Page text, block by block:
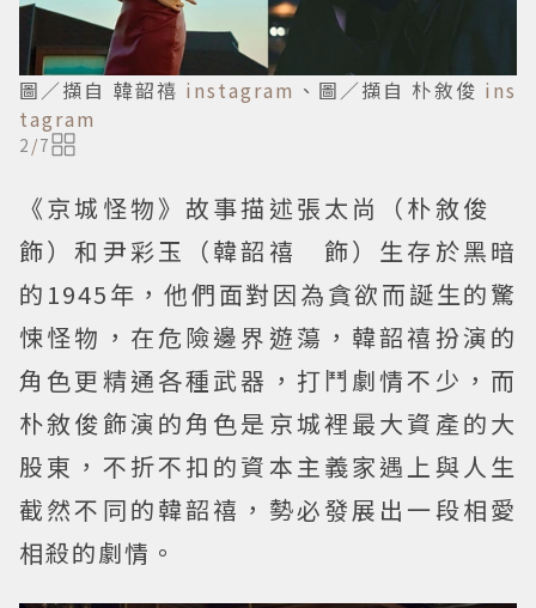
圖／擷自 韓韶禧 instagram 、圖／擷自 朴敘俊 ins
tagram
2 /7
《京城怪物》故事描述張太尚（朴敘俊
飾）和尹彩玉（韓韶禧 飾）生存於黑暗
的1945年，他們面對因為貪欲而誕生的驚
悚怪物，在危險邊界遊蕩，韓韶禧扮演的
角色更精通各種武器，打鬥劇情不少，而
朴敘俊飾演的角色是京城裡最大資產的大
股東，不折不扣的資本主義家遇上與人生
截然不同的韓韶禧，勢必發展出一段相愛
相殺的劇情。